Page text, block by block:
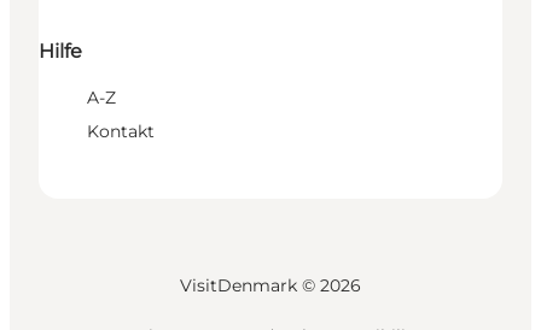
Hilfe
A-Z
Kontakt
VisitDenmark © 2026